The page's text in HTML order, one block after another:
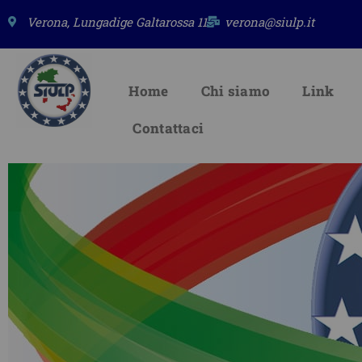
al
contenuto
Verona, Lungadige Galtarossa 11 verona@siulp.it
Home Chi siamo Link
Contattaci